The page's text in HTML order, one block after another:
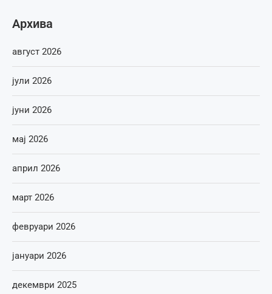
Архива
август 2026
јули 2026
јуни 2026
мај 2026
април 2026
март 2026
февруари 2026
јануари 2026
декември 2025